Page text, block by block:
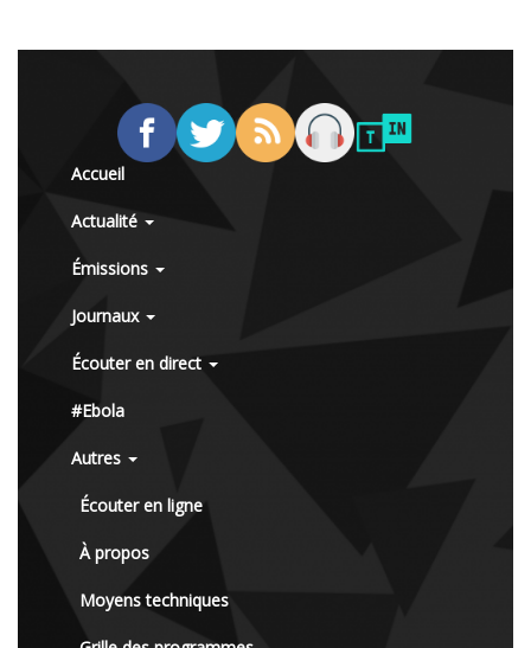
Accueil
Actualité
Émissions
Journaux
Écouter en direct
#Ebola
Autres
Écouter en ligne
À propos
Moyens techniques